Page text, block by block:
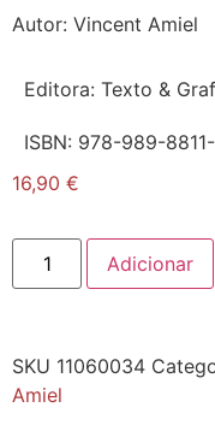
Autor: Vincent Amiel
Editora: Texto &
ISBN: 978-989-
16,90 €
Adicionar
SKU 11060034
Amiel